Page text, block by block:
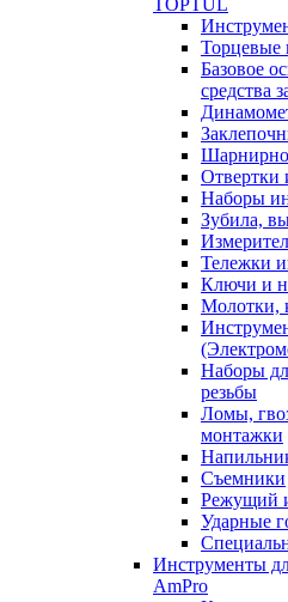
TOPTUL
Торцевые
Базовое
средства
Отвертки
Наборы
Зубила,
Тележки
Ключи и
Молотки,
Наборы
резьбы
Ломы,
монтажки
Съемники
Режущий
Ударные
Инструменты
AmPro